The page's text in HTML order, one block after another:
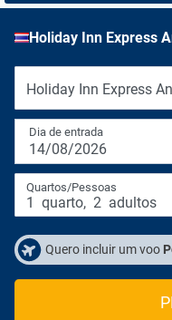
Holiday Inn Express
Dia de entrada
14/08/2026
Quartos/Pessoas
1 quarto, 2 adultos
Quero incluir um voo